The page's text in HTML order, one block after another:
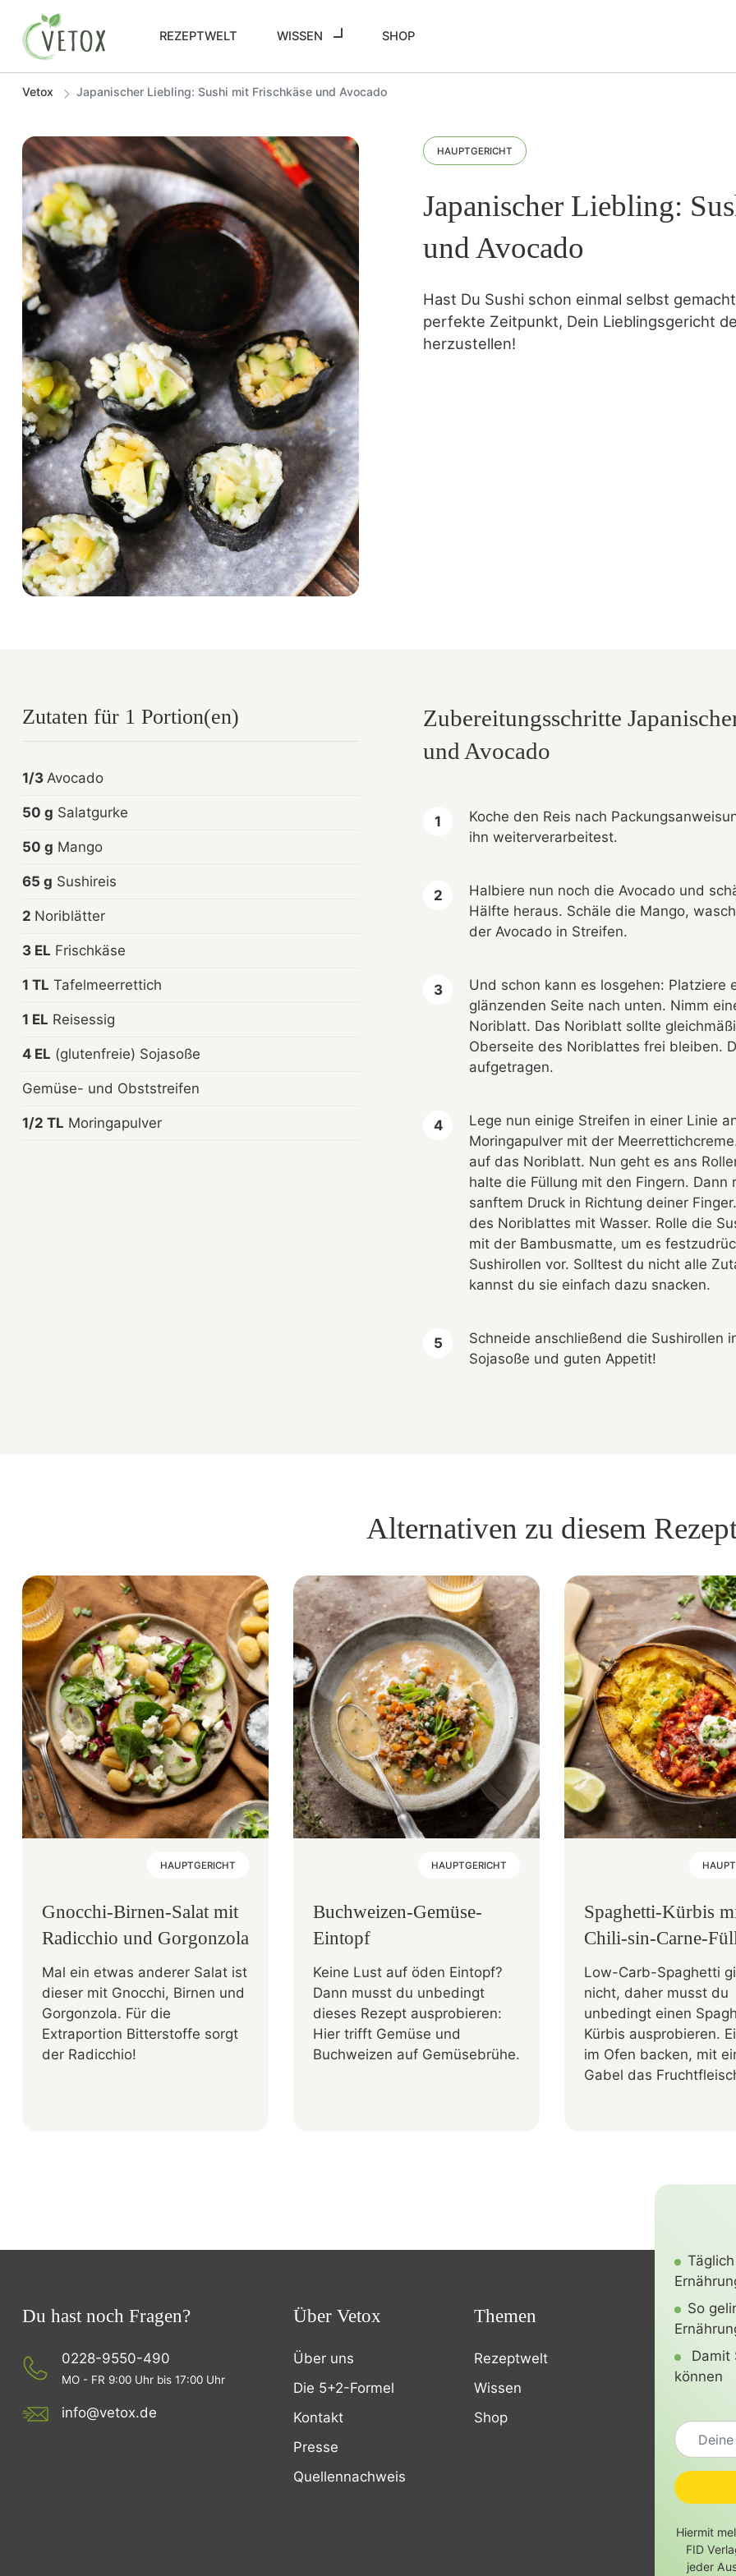
REZEPTWELT WISSEN SHOP
Vetox Japanischer Liebling: Sushi mit Frischkäse und Avocado
HAUPTGERICHT
Japanischer Liebling:
und Avocado
Hast Du Sushi schon einmal selbst
perfekte Zeitpunkt, Dein Lieblingsgericht
herzustellen!
Zutaten für 1 Portion(en)
1/3 Avocado
50 g Salatgurke
50 g Mango
65 g Sushireis
2 Noriblätter
3 EL Frischkäse
1 TL Tafelmeerrettich
1 EL Reisessig
4 EL (glutenfreie) Sojasoße
Gemüse- und Obststreifen
1/2 TL Moringapulver
Zubereitungsschritte
und Avocado
Koche den Reis nach
ihn weiterverarbeitest.
Halbiere nun noch die Avocado und
Hälfte heraus. Schäle die Mango,
der Avocado in Streifen.
Und schon kann es losgehen:
glänzenden Seite nach unten. Nimm
Noriblatt. Das Noriblatt sollte
Oberseite des Noriblattes frei bleiben.
aufgetragen.
Lege nun einige Streifen in einer Linie
Moringapulver mit der
auf das Noriblatt. Nun geht es ans
halte die Füllung mit den Fingern.
sanftem Druck in Richtung deiner
des Noriblattes mit Wasser. Rolle die
mit der Bambusmatte, um es
Sushirollen vor. Solltest du nicht alle
kannst du sie einfach dazu snacken.
Schneide anschließend die Sushirollen
Sojasoße und guten Appetit!
Alternativen zu diesem
HAUPTGERICHT
Gnocchi-Birnen-Salat mit
Radicchio und Gorgonzola
Mal ein etwas anderer Salat ist
dieser mit Gnocchi, Birnen und
Gorgonzola. Für die
Extraportion Bitterstoffe sorgt
der Radicchio!
HAUPTGERICHT
Buchweizen-Gemüse-
Eintopf
Keine Lust auf öden Eintopf?
Dann musst du unbedingt
dieses Rezept ausprobieren:
Hier trifft Gemüse und
Buchweizen auf Gemüsebrühe.
Spaghetti-Kürbis
Chili-sin-Carne-
Low-Carb-Spaghetti
nicht, daher musst du
unbedingt einen
Kürbis ausprobieren.
im Ofen backen, mit
Gabel das
Du hast noch Fragen?
0228-9550-490
MO - FR 9:00 Uhr bis 17:00 Uhr
info@vetox.de
Über Vetox
Über uns
Die 5+2-Formel
Kontakt
Presse
Quellennachweis
Themen
Rezeptwelt
Wissen
Shop
So
Damit
können
Hiermit
FID
jeder